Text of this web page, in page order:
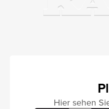
Hier sehen